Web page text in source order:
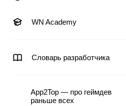
WN Academy
Словарь разработчика
App2Top — про геймдев
раньше всех